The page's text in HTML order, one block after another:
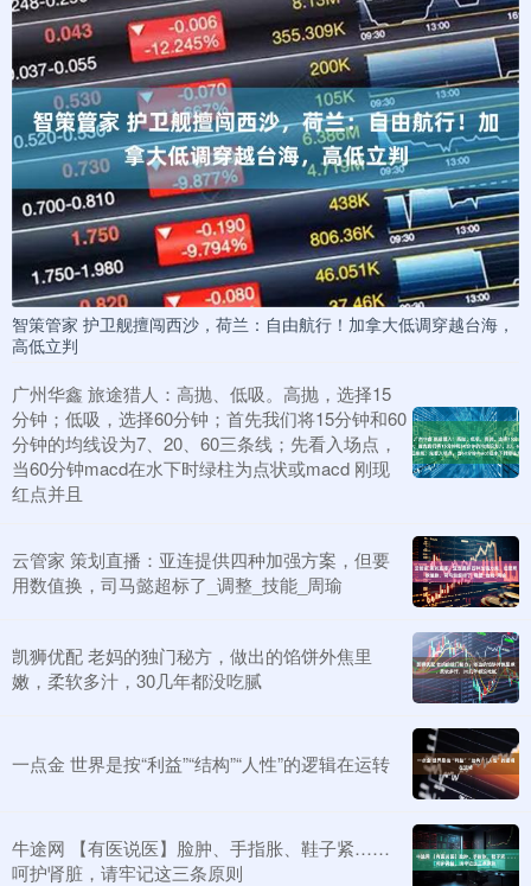
智策管家 护卫舰擅闯西沙，荷兰：自由航行！加拿大低调穿越台海，
高低立判
广州华鑫 旅途猎人：高抛、低吸。高抛，选择15
分钟；低吸，选择60分钟；首先我们将15分钟和60
分钟的均线设为7、20、60三条线；先看入场点，
当60分钟macd在水下时绿柱为点状或macd 刚现
红点并且
云管家 策划直播：亚连提供四种加强方案，但要
用数值换，司马懿超标了_调整_技能_周瑜
凯狮优配 老妈的独门秘方，做出的馅饼外焦里
嫩，柔软多汁，30几年都没吃腻
一点金 世界是按“利益”“结构”“人性”的逻辑在运转
牛途网 【有医说医】脸肿、手指胀、鞋子紧……
呵护肾脏，请牢记这三条原则